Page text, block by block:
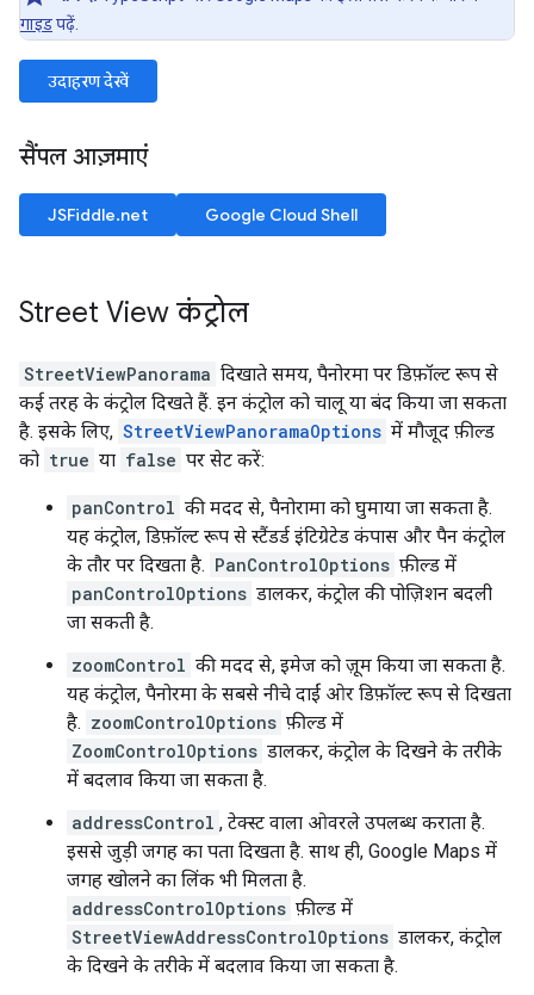
गाइडपढ़ें.
उदाहरण देखें
सैंपल आज़माएं
JSFiddle.net Google Cloud Shell
Street View कंट्रोल
StreetViewPanorama दिखाते समय, पैनोरमा पर डिफ़ॉल्ट रूप से
कई तरह के कंट्रोल दिखते हैं. इन कंट्रोल को चालू या बंद किया जा सकता
है. इसके लिए, StreetViewPanoramaOptions में मौजूद फ़ील्ड
को true या false पर सेट करें:
panControl की मदद से, पैनोरामा को घुमाया जा सकता है.
यह कंट्रोल, डिफ़ॉल्ट रूप से स्टैंडर्ड इंटिग्रेटेड कंपास और पैन कंट्रोल
के तौर पर दिखता है. PanControlOptions फ़ील्ड में
panControlOptions डालकर, कंट्रोल की पोज़िशन बदली
जा सकती है.
zoomControl की मदद से, इमेज को ज़ूम किया जा सकता है.
यह कंट्रोल, पैनोरमा के सबसे नीचे दाईं ओर डिफ़ॉल्ट रूप से दिखता
है. zoomControlOptions फ़ील्ड में
ZoomControlOptions डालकर, कंट्रोल के दिखने के तरीके
में बदलाव किया जा सकता है.
addressControl , टेक्स्ट वाला ओवरले उपलब्ध कराता है.
इससे जुड़ी जगह का पता दिखता है. साथ ही, Google Maps में
जगह खोलने का लिंक भी मिलता है.
addressControlOptions फ़ील्ड में
StreetViewAddressControlOptions डालकर, कंट्रोल
के दिखने के तरीके में बदलाव किया जा सकता है.